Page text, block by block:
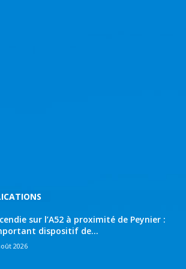
sur l’A52 à proximité de Peynier :
dispositif de...
2026